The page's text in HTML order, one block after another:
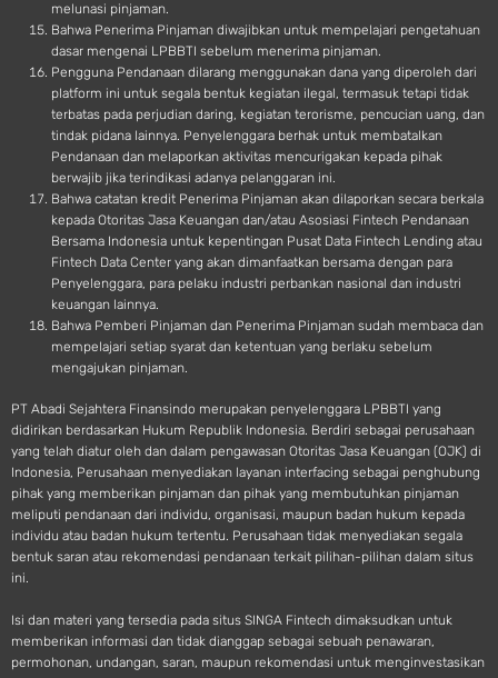
melunasi pinjaman.
Bahwa Penerima Pinjaman diwajibkan untuk mempelajari pengetahuan
dasar mengenai LPBBTI sebelum menerima pinjaman.
Pengguna Pendanaan dilarang menggunakan dana yang diperoleh dari
platform ini untuk segala bentuk kegiatan ilegal, termasuk tetapi tidak
terbatas pada perjudian daring, kegiatan terorisme, pencucian uang, dan
tindak pidana lainnya. Penyelenggara berhak untuk membatalkan
Pendanaan dan melaporkan aktivitas mencurigakan kepada pihak
berwajib jika terindikasi adanya pelanggaran ini.
Bahwa catatan kredit Penerima Pinjaman akan dilaporkan secara berkala
kepada Otoritas Jasa Keuangan dan/atau Asosiasi Fintech Pendanaan
Bersama Indonesia untuk kepentingan Pusat Data Fintech Lending atau
Fintech Data Center yang akan dimanfaatkan bersama dengan para
Penyelenggara, para pelaku industri perbankan nasional dan industri
keuangan lainnya.
Bahwa Pemberi Pinjaman dan Penerima Pinjaman sudah membaca dan
mempelajari setiap syarat dan ketentuan yang berlaku sebelum
mengajukan pinjaman.
PT Abadi Sejahtera Finansindo merupakan penyelenggara LPBBTI yang
didirikan berdasarkan Hukum Republik Indonesia. Berdiri sebagai perusahaan
yang telah diatur oleh dan dalam pengawasan Otoritas Jasa Keuangan (OJK) di
Indonesia, Perusahaan menyediakan layanan interfacing sebagai penghubung
pihak yang memberikan pinjaman dan pihak yang membutuhkan pinjaman
meliputi pendanaan dari individu, organisasi, maupun badan hukum kepada
individu atau badan hukum tertentu. Perusahaan tidak menyediakan segala
bentuk saran atau rekomendasi pendanaan terkait pilihan-pilihan dalam situs
ini.
Isi dan materi yang tersedia pada situs SINGA Fintech dimaksudkan untuk
memberikan informasi dan tidak dianggap sebagai sebuah penawaran,
permohonan, undangan, saran, maupun rekomendasi untuk menginvestasikan